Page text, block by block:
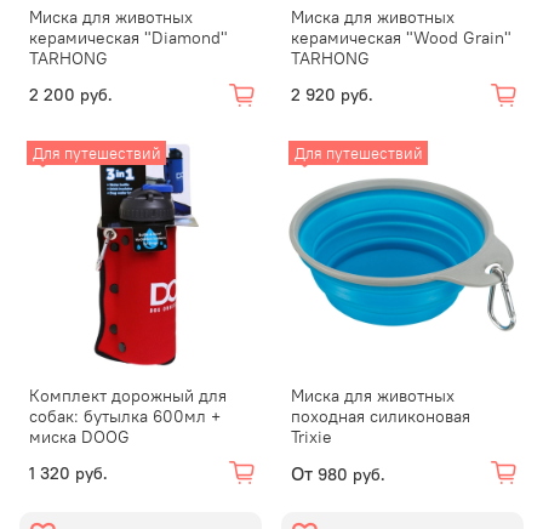
Миска для животных
керамическая "Diamond"
TARHONG
2 200 руб.
Миска для животных
керамическая "Wood Grain"
TARHONG
2 920 руб.
Для путешествий
Комплект дорожный для
собак: бутылка 600мл +
миска DOOG
1 320 руб.
Для путешествий
Миска для животных
походная силиконовая
Trixie
От 980 руб.